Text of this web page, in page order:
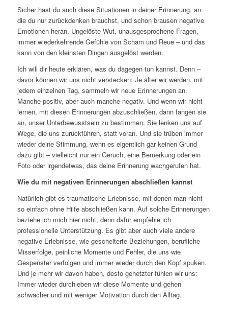
Sicher hast du auch diese Situationen in deiner Erinnerung, an
die du nur zurückdenken brauchst, und schon brausen negative
Emotionen heran. Ungelöste Wut, unausgesprochene Fragen,
immer wiederkehrende Gefühle von Scham und Reue – und das
kann von den kleinsten Dingen ausgelöst werden.
Ich will dir heute erklären, was du dagegen tun kannst. Denn –
davor können wir uns nicht verstecken: Je älter wir werden, mit
jedem einzelnen Tag, sammeln wir neue Erinnerungen an.
Manche positiv, aber auch manche negativ. Und wenn wir nicht
lernen, mit diesen Erinnerungen abzuschließen, dann fangen sie
an, unser Unterbewusstsein zu bestimmen. Sie lenken uns auf
Wege, die uns zurückführen, statt voran. Und sie trüben immer
wieder deine Stimmung, wenn es eigentlich gar keinen Grund
dazu gibt – vielleicht nur ein Geruch, eine Bemerkung oder ein
Foto oder irgendetwas, das deine Erinnerung wachgerufen hat.
Wie du mit negativen Erinnerungen abschließen kannst
Natürlich gibt es traumatische Erlebnisse, mit denen man nicht
so einfach ohne Hilfe abschließen kann. Auf solche Erinnerungen
beziehe ich mich hier nicht, denn dafür empfehle ich
professionelle Unterstützung. Es gibt aber auch viele andere
negative Erlebnisse, wie gescheiterte Beziehungen, berufliche
Misserfolge, peinliche Momente und Fehler, die uns wie
Gespenster verfolgen und immer wieder durch den Kopf spuken.
Und je mehr wir davon haben, desto gehetzter fühlen wir uns:
Immer wieder durchleben wir diese Momente und gehen
schwächer und mit weniger Motivation durch den Alltag.